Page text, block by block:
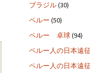
ブラジル(30)
ペルー (50)
ペルー 卓球(94)
ペルー人の日本遠征
ペルー人の日本遠